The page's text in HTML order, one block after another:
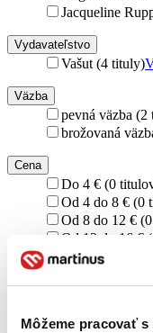
Môžeme pracovať
Jacqueline
Vydavateľstvo
Vašut (4 tituly)
Väzba
pevná väzba (2
brožovaná
Cena
Do 4 € (0
Od 4 do 8 € (0
Od 8 do 12 €
Od 12 do 16 €
Viac ako 16 €